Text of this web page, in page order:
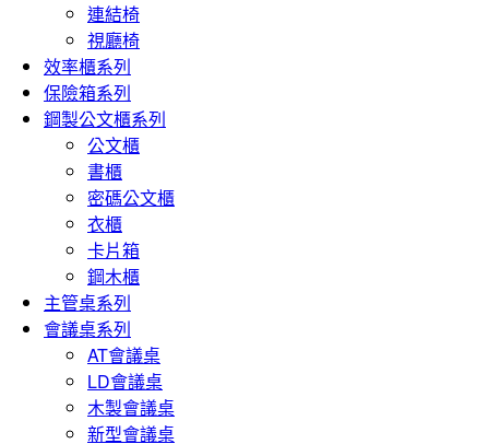
連結椅
視廳椅
效率櫃系列
保險箱系列
鋼製公文櫃系列
公文櫃
書櫃
密碼公文櫃
衣櫃
卡片箱
鋼木櫃
主管桌系列
會議桌系列
AT會議桌
LD會議桌
木製會議桌
新型會議桌